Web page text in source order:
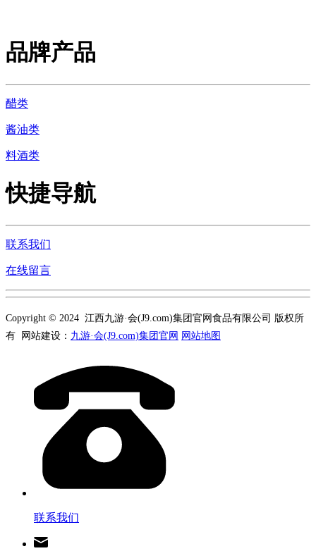
品牌产品
醋类
酱油类
料酒类
快捷导航
联系我们
在线留言
Copyright © 2024 江西九游·会(J9.com)集团官网食品有限公司 版权所
有 网站建设： 九游·会(J9.com)集团官网 网站地图
联系我们